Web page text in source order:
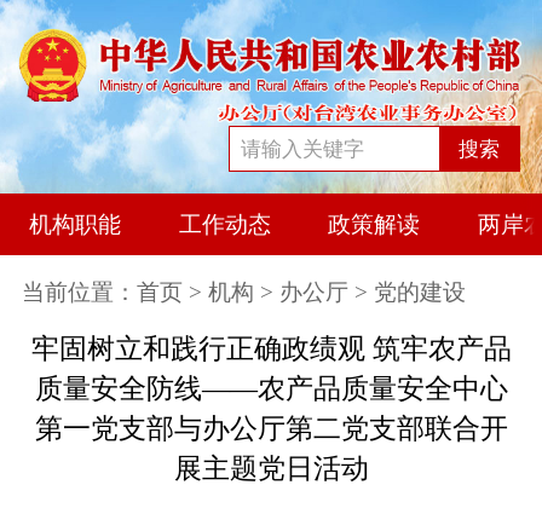
搜索
机构职能 工作动态 政策解读 两岸
当前位置： 首页 > 机构 > 办公厅> 党的建设
牢固树立和践行正确政绩观 筑牢农产品
质量安全防线——农产品质量安全中心
第一党支部与办公厅第二党支部联合开
展主题党日活动